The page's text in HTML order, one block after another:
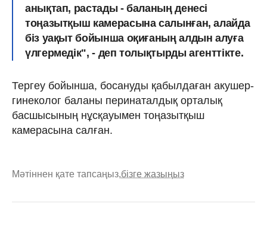
анықтап, растады - баланың денесі
тоңазытқыш камерасына салынған, алайда
біз уақыт бойынша оқиғаның алдын алуға
үлгермедік", - деп толықтырды агенттікте.
Тергеу бойынша, босануды қабылдаған акушер-
гинеколог баланы перинаталдық орталық
басшысының нұсқауымен тоңазытқыш
камерасына салған.
Мәтіннен қате тапсаңыз,бізге жазыңыз